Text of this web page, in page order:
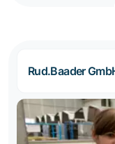
Rud.Baader